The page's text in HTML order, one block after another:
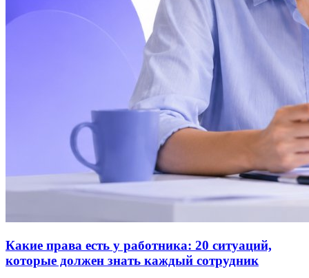
Какие права есть у работника: 20 ситуаций,
которые должен знать каждый сотрудник